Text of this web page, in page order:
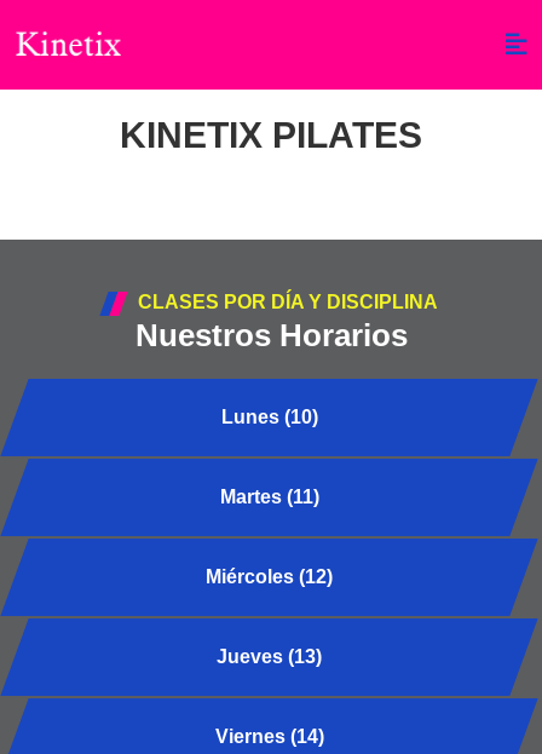
KINETIX PILATES
CLASES POR DÍA Y DISCIPLINA
Nuestros Horarios
Lunes (10)
Martes (11)
Miércoles (12)
Jueves (13)
Viernes (14)